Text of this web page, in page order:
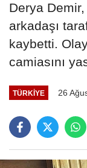
Derya
arkadaşı
kaybetti.
camiasını
TÜRKIYE 26